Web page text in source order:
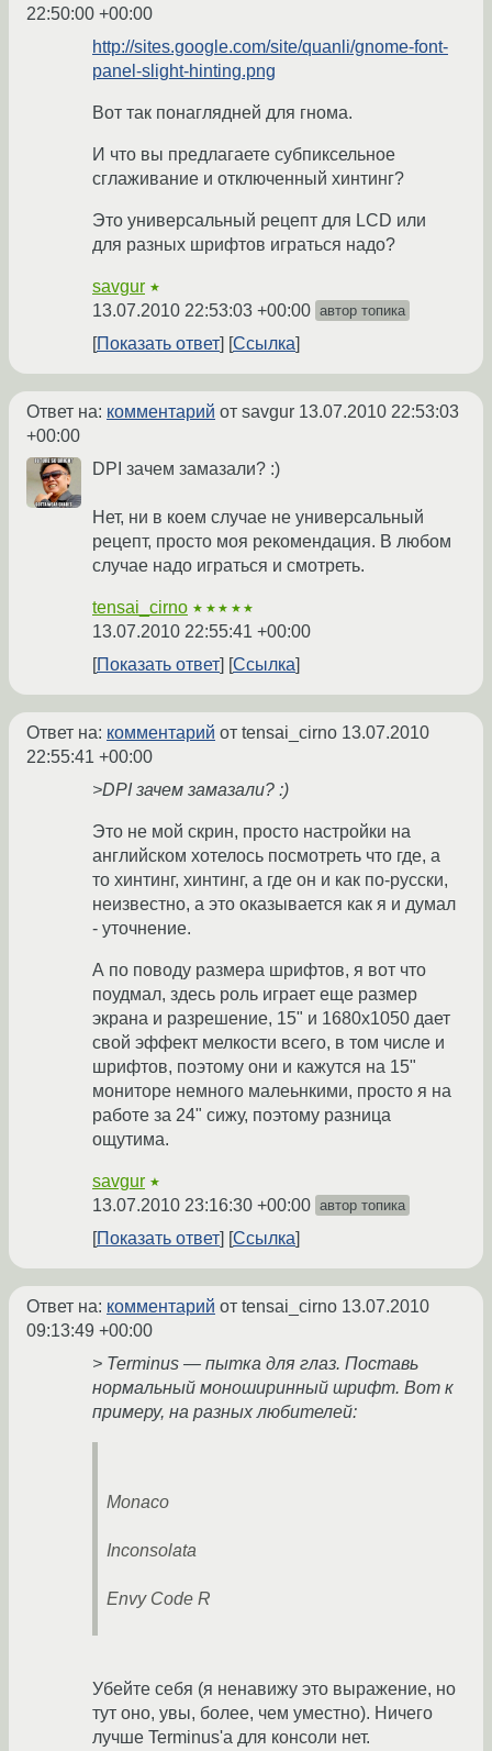
22:50:00 +00:00
http://sites.google.com/site/quanli/gnome-font-
panel-slight-hinting.png
Вот так понаглядней для гнома.
И что вы предлагаете субпиксельное
сглаживание и отключенный хинтинг?
Это универсальный рецепт для LCD или
для разных шрифтов играться надо?
savgur ★
13.07.2010 22:53:03 +00:00 автор топика
Показать ответ Ссылка
Ответ на: комментарий от savgur 13.07.2010 22:53:03
+00:00
DPI зачем замазали? :)
Нет, ни в коем случае не универсальный
рецепт, просто моя рекомендация. В любом
случае надо играться и смотреть.
tensai_cirno ★★★★★
13.07.2010 22:55:41 +00:00
Показать ответ
Ссылка
Ответ на: комментарий от tensai_cirno 13.07.2010
22:55:41 +00:00
>DPI зачем замазали? :)
Это не мой скрин, просто настройки на
английском хотелось посмотреть что где, а
то хинтинг, хинтинг, а где он и как по-русски,
неизвестно, а это оказывается как я и думал
- уточнение.
А по поводу размера шрифтов, я вот что
поудмал, здесь роль играет еще размер
экрана и разрешение, 15" и 1680x1050 дает
свой эффект мелкости всего, в том числе и
шрифтов, поэтому они и кажутся на 15"
мониторе немного малеьнкими, просто я на
работе за 24" сижу, поэтому разница
ощутима.
savgur ★
13.07.2010 23:16:30 +00:00 автор топика
Показать ответ Ссылка
Ответ на: комментарий от tensai_cirno 13.07.2010
09:13:49 +00:00
> Terminus — пытка для глаз. Поставь
нормальный моноширинный шрифт. Вот к
примеру, на разных любителей:
Monaco
Inconsolata
Envy Code R
Убейте себя (я ненавижу это выражение, но
тут оно, увы, более, чем уместно). Ничего
лучше Terminus'a для консоли нет.